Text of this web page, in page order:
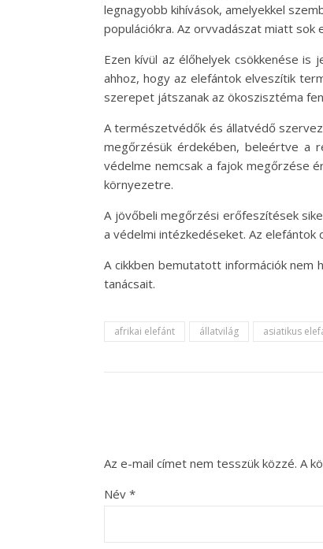
legnagyobb kihívások, amelyekkel
populációkra. Az orvvadászat miatt
Ezen kívül az élőhelyek csökkenése
ahhoz, hogy az elefántok elveszítik
szerepet játszanak az ökoszisztéma
A természetvédők és állatvédő
megőrzésük érdekében, beleértve a
védelme nemcsak a fajok megőrzése
környezetre.
A jövőbeli megőrzési erőfeszítések
a védelmi intézkedéseket. Az elefántok
A cikkben bemutatott információk
tanácsait.
afrikai elefánt állatvilág asiatikus
Az e-mail címet nem tesszük közzé. A
Név *